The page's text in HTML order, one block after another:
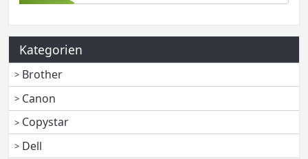
Kategorien
Brother
Canon
Copystar
Dell